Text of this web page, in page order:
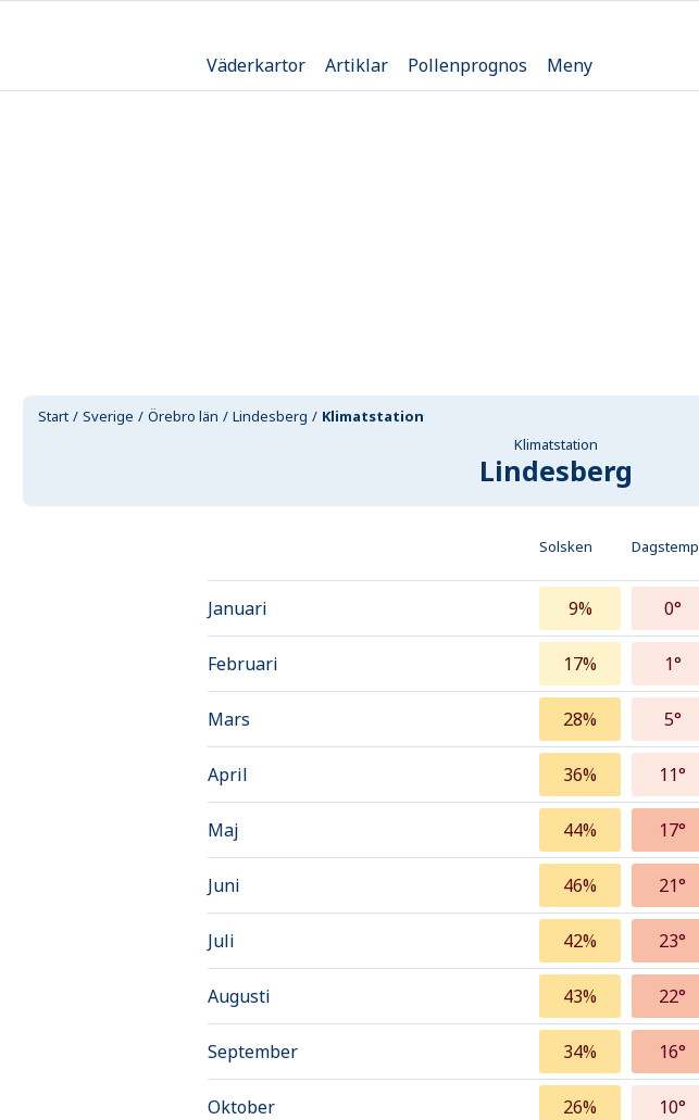
Väderkartor Artiklar Pollenprognos Meny
Start Sverige Örebro län Lindesberg
Klimatstation
Klimatstation
Lindesberg
Solsken Dagstemp
Januari 9% 0°
Februari 17% 1°
Mars 28% 5°
April 36% 11°
Maj 44% 17°
Juni 46% 21°
Juli 42% 23°
Augusti 43% 22°
September 34% 16°
Oktober 26% 10°